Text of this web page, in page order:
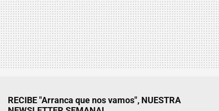
RECIBE "Arranca que nos vamos", NUESTRA